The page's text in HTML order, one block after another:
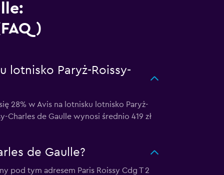
lotnisko Paryż-Roissy-
28% w Avis na lotnisku lotnisko Paryż-
Charles de Gaulle wynosi średnio 419 zł
de Gaulle?
pod tym adresem Paris Roissy Cdg T 2